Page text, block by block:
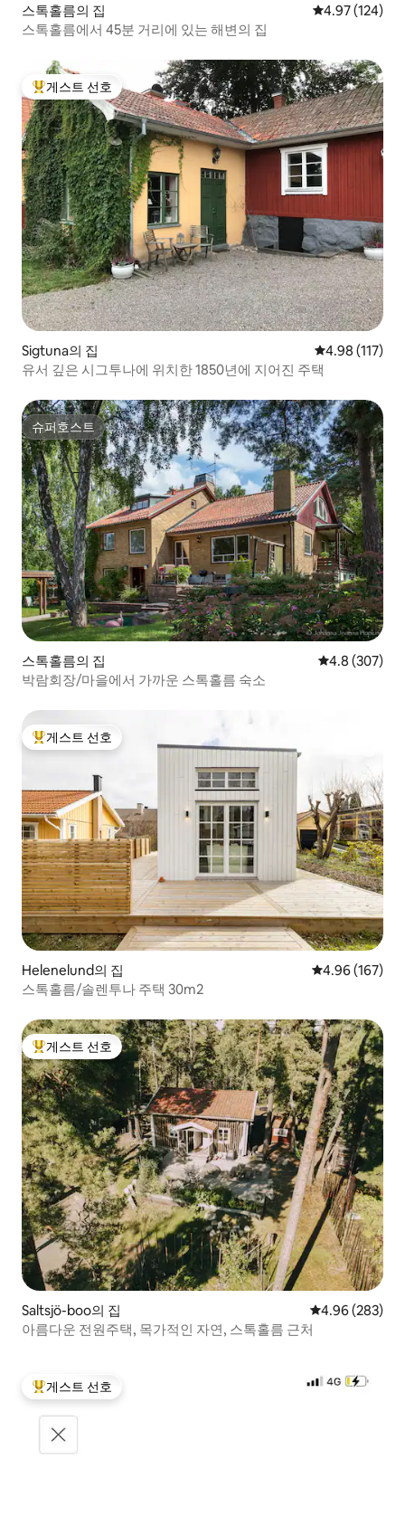
스톡홀름의 집 평점 4.97점(5
4.97 (124)
스톡홀름에서 45분 거리에 있는 해변의 집
상위 게스트 선호
게스트 선호
Sigtuna의 집 평점 4.98점(5
4.98 (117)
유서 깊은 시그투나에 위치한 1850년에 지어진 주택
슈퍼호스트
슈퍼호스트
스톡홀름의 집 평점 4.8점(5
4.8 (307)
박람회장/마을에서 가까운 스톡홀름 숙소
상위 게스트 선호
게스트 선호
Helenelund의 집 평점 4.96점(5
4.96 (167)
스톡홀름/솔렌투나 주택 30m2
상위 게스트 선호
게스트 선호
Saltsjö-boo의 집 평점 4.96점(5
4.96 (283)
아름다운 전원주택, 목가적인 자연, 스톡홀름 근처
상위 게스트 선호
게스트 선호